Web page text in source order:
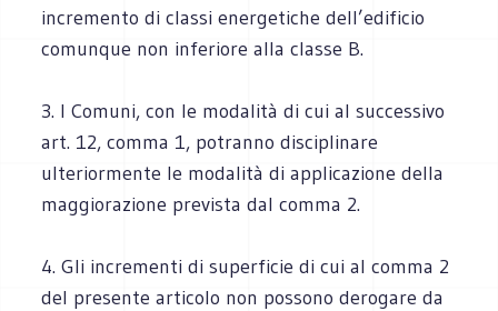
incremento di classi energetiche dell’edificio
comunque non inferiore alla classe B.
3. I Comuni, con le modalità di cui al successivo
art. 12, comma 1, potranno disciplinare
ulteriormente le modalità di applicazione della
maggiorazione prevista dal comma 2.
4. Gli incrementi di superficie di cui al comma 2
del presente articolo non possono derogare da